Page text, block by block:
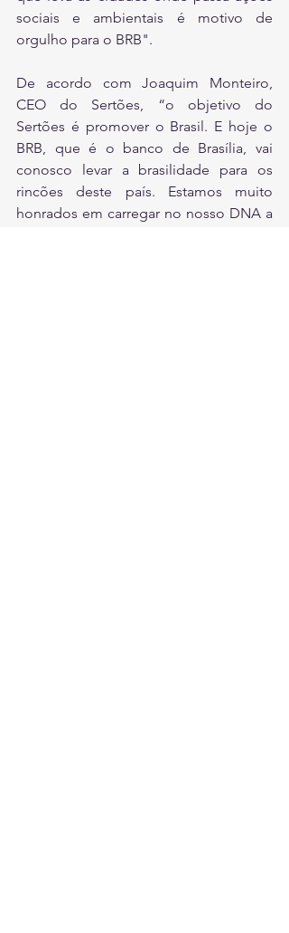
sociais e ambientais é motivo de
orgulho para o BRB".
De acordo com Joaquim Monteiro,
CEO do Sertões, “o objetivo do
Sertões é promover o Brasil. E hoje o
BRB, que é o banco de Brasília, vai
conosco levar a brasilidade para os
rincões deste país. Estamos muito
honrados em carregar no nosso DNA a